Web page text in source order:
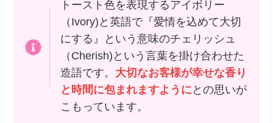
トースト色を表現するアイボリー
（Ivory)と英語で『愛情を込めて大切
にする』という意味のチェリッシュ
（Cherish)という言葉を掛け合わせた
造語です。 大切なお客様が幸せな香り
と時間に包まれますように との思いが
こもっています。